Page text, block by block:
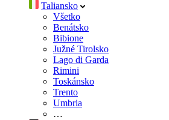
Taliansko
Všetko
Benátsko
Bibione
Južné Tirolsko
Lago di Garda
Rimini
Toskánsko
Trento
Umbria
…